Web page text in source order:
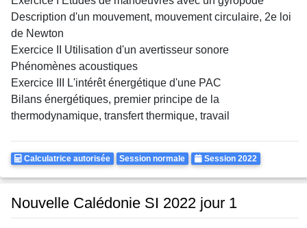
Description d'un mouvement, mouvement circulaire, 2e loi
de Newton
Exercice II Utilisation d'un avertisseur sonore
Phénomènes acoustiques
Exercice III L'intérêt énergétique d'une PAC
Bilans énergétiques, premier principe de la
thermodynamique, transfert thermique, travail
Calculatrice
Calculatrice autorisée Rattrapages
Session normale Annee
Session 2022
Nouvelle Calédonie SI 2022 jour 1